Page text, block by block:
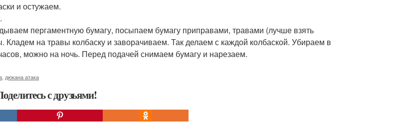
и остужаем.
пергаментную бумагу, посыпаем бумагу приправами, травами (лучше взять
Кладем на травы колбаску и заворачиваем. Так делаем с каждой колбаской. Убираем в
можно на ночь. Перед подачей снимаем бумагу и нарезаем.
дюкана атака
с друзьями!